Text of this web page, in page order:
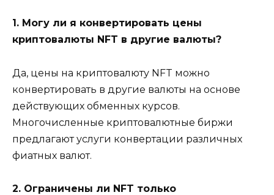
1. Могу ли я конвертировать цены
криптовалюты NFT в другие валюты?
Да, цены на криптовалюту NFT можно
конвертировать в другие валюты на основе
действующих обменных курсов.
Многочисленные криптовалютные биржи
предлагают услуги конвертации различных
фиатных валют.
2. Ограничены ли NFT только